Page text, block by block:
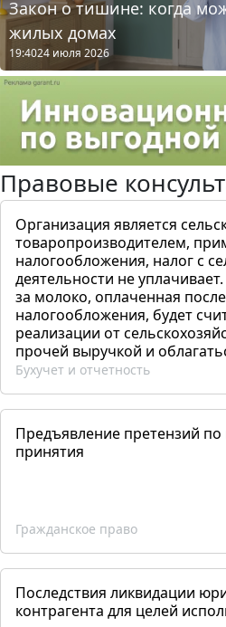
Закон о тишине: когда
жилых домах
19:4024 июля 2026
Правовые
Организация является
товаропроизводителем,
налогообложения, налог с
деятельности не
за молоко, оплаченная
налогообложения, будет
реализации от
прочей выручкой и
Бухучет и отчетность
Предъявление претензий по
принятия
Гражданское право
Последствия ликвидации
контрагента для целей